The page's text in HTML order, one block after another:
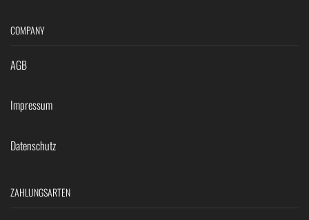
COMPANY
AGB
Impressum
Datenschutz
ZAHLUNGSARTEN